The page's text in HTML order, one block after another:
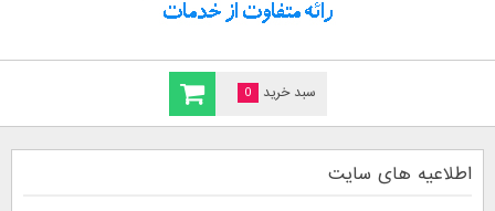
سبد خرید 0
اطلاعیه های سایت